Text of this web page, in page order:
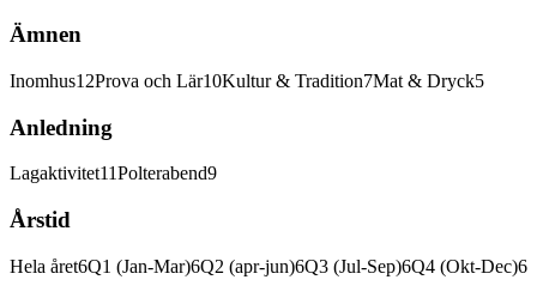
Ämnen
Inomhus12Prova och Lär10Kultur & Tradition7Mat & Dryck5
Anledning
Lagaktivitet11Polterabend9
Årstid
Hela året6Q1 (Jan-Mar)6Q2 (apr-jun)6Q3 (Jul-Sep)6Q4 (Okt-Dec)6